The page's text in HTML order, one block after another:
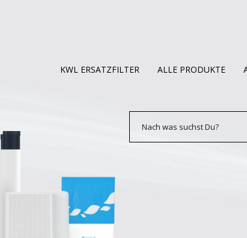
KWL ERSATZFILTER ALLE PRODUKTE